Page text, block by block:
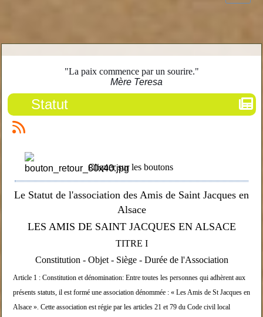
"La paix commence par un sourire."
Mère Teresa
Statut
Cliquer sur les boutons
Le Statut de l'association des Amis de Saint Jacques en
Alsace
LES AMIS DE SAINT JACQUES EN ALSACE
TITRE I
Constitution - Objet - Siège - Durée de l'Association
Article 1 : Constitution et dénomination: Entre toutes les personnes qui adhèrent aux
présents statuts, il est formé une association dénommée : « Les Amis de St Jacques en
Alsace ». Cette association est régie par les articles 21 et79 du Code civil local